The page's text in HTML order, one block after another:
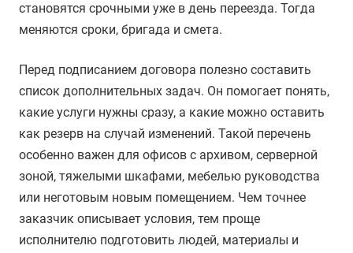
становятся срочными уже в день переезда. Тогда
меняются сроки, бригада и смета.
Перед подписанием договора полезно составить
список дополнительных задач. Он помогает понять,
какие услуги нужны сразу, а какие можно оставить
как резерв на случай изменений. Такой перечень
особенно важен для офисов с архивом, серверной
зоной, тяжелыми шкафами, мебелью руководства
или неготовым новым помещением. Чем точнее
заказчик описывает условия, тем проще
исполнителю подготовить людей, материалы и